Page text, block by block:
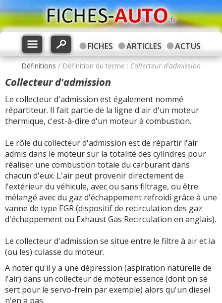
FICHES ARTICLES ACTUS
Définitions / Définition du terme : Collecteur d'admission
Collecteur d'admission
Le collecteur d'admission est également nommé
répartiteur. Il fait partie de la ligne d'air d'un moteur
thermique, c'est-à-dire d'un moteur à combustion.
Le rôle du collecteur d'admission est de répartir l'air
admis dans le moteur sur la totalité des cylindres pour
réaliser une combustion totale du carburant dans
chacun d'eux. L'air peut provenir directement de
l'extérieur du véhicule, avec ou sans filtrage, ou être
mélangé avec du gaz d'échappement refroidi grâce à une
vanne de type EGR (dispositif de recirculation des gaz
d'échappement ou Exhaust Gas Recirculation en anglais).
Le collecteur d'admission se situe entre le filtre à air et la
(ou les) culasse du moteur.
A noter qu'il y a une dépression (aspiration naturelle de
l'air) dans un collecteur de moteur essence (dont on se
sert pour le servo-frein par exemple) alors qu'un diesel
n'en a pas.